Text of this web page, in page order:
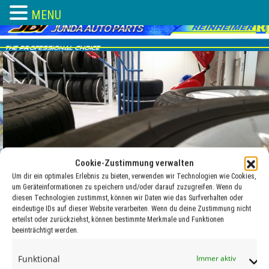
Cookie-Zustimmung verwalten
Um dir ein optimales Erlebnis zu bieten, verwenden wir Technologien wie Cookies,
um Geräteinformationen zu speichern und/oder darauf zuzugreifen. Wenn du
diesen Technologien zustimmst, können wir Daten wie das Surfverhalten oder
eindeutige IDs auf dieser Website verarbeiten. Wenn du deine Zustimmung nicht
erteilst oder zurückziehst, können bestimmte Merkmale und Funktionen
beeinträchtigt werden.
Funktional Immer aktiv
Skip
to
content
transpafix_en_neu
adocom_Webservice
MENU